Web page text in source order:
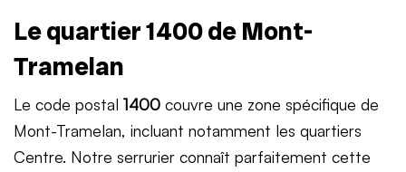
Le quartier 1400 de Mont-
Tramelan
Le code postal 1400 couvre une zone spécifique de
Mont-Tramelan, incluant notamment les quartiers
Centre. Notre serrurier connaît parfaitement cette